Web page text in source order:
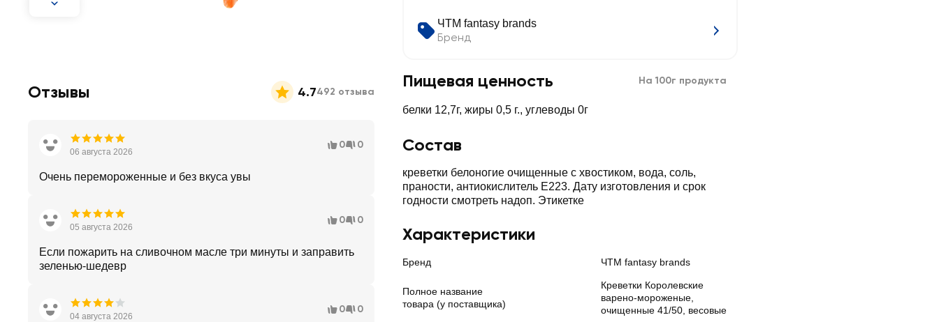
ЧТМ fantasy brands
Бренд
Пищевая ценность На 100г продукта
белки 12,7г, жиры 0,5 г., углеводы 0г
Состав
креветки белоногие очищенные с хвостиком, вода, соль,
праности, антиокислитель Е223. Дату изготовления и срок
годности смотреть надоп. Этикетке
Характеристики
Бренд ЧТМ fantasy brands
Полное название
товара (у поставщика)
Креветки Королевские
варено-мороженые,
очищенные 41/50, весовые
Отзывы 4.7492 отзыва
06 августа 2026
0 0
Очень перемороженные и без вкуса увы
05 августа 2026
0 0
Если пожарить на сливочном масле три минуты и заправить
зеленью-шедевр
04 августа 2026
0 0